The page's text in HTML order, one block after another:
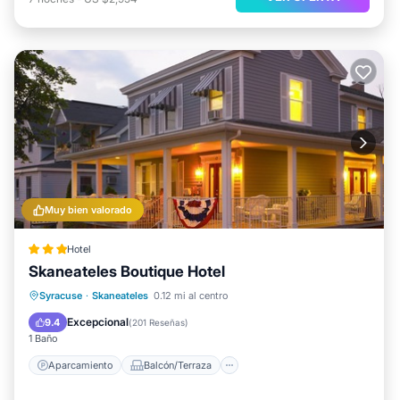
Muy bien valorado
Hotel
Skaneateles Boutique Hotel
Syracuse · Skaneateles 0.12 mi al centro
9.4 Excepcional(201 Reseñas)
1 Baño
Aparcamiento Balcón/Terraza
Aparcamiento
Balcón/Terraza
Cocina
Aire acondicionado